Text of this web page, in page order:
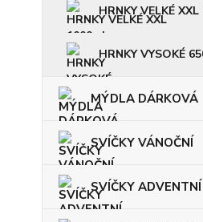
HRNKY VELKÉ
HRNKY VYSOKÉ
MÝDLA DÁRKOVÁ
SVÍČKY VÁNOČNÍ
SVÍČKY ADVENTNÍ